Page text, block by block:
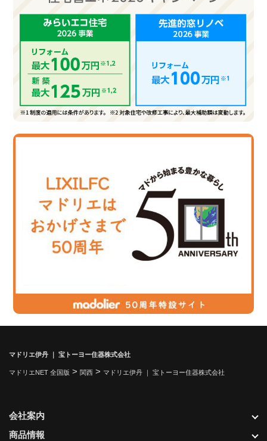
マドリエ伊丹 ｜ 宝トーヨー住器株式会社
マドリエNET 全国版 > 関西 > マドリエ伊丹 ｜ 宝トーヨー住器株式会社
会社案内
商品情報